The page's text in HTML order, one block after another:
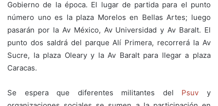
Gobierno de la época. El lugar de partida para el punto
número uno es la plaza Morelos en Bellas Artes; luego
pasarán por la Av México, Av Universidad y Av Baralt. El
punto dos saldrá del parque Alí Primera, recorrerá la Av
Sucre, la plaza Oleary y la Av Baralt para llegar a plaza
Caracas.
Se espera que diferentes militantes del Psuv y